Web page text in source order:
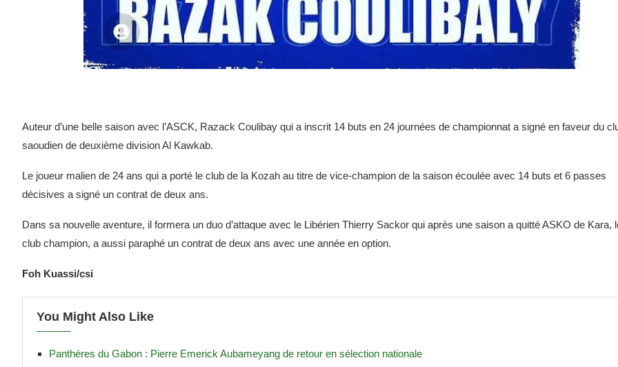
Auteur d’une belle saison avec l’ASCK, Razack Coulibay qui a inscrit 14 buts en 24 journées de championnat a signé en faveur du
saoudien de deuxième division Al Kawkab.
Le joueur malien de 24 ans qui a porté le club de la Kozah au titre de vice-champion de la saison écoulée avec 14 buts et 6 passes
décisives a signé un contrat de deux ans.
Dans sa nouvelle aventure, il formera un duo d’attaque avec le Libérien Thierry Sackor qui après une saison a quitté ASKO de Kara,
club champion, a aussi paraphé un contrat de deux ans avec une année en option.
Foh Kuassi/csi
You Might Also Like
Panthères du Gabon : Pierre Emerick Aubameyang de retour en sélection nationale